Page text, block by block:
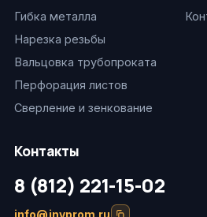
Гибка металла
Нарезка резьбы
Вальцовка трубопроката
Перфорация листов
Сверление и зенкование
Контакты
8 (812) 221-15-02
info@invprom.ru